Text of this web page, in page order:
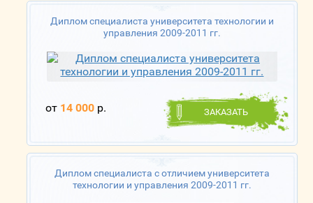
Диплом специалиста университета технологии и
управления 2009-2011 гг.
от 14 000р. ЗАКАЗАТЬ
Диплом специалиста с отличием университета
технологии и управления 2009-2011 гг.